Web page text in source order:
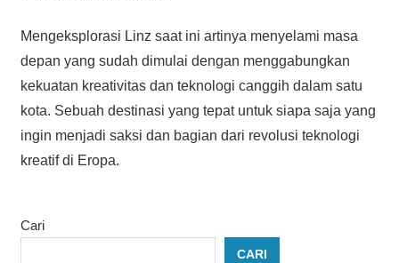
Mengeksplorasi Linz saat ini artinya menyelami masa
depan yang sudah dimulai dengan menggabungkan
kekuatan kreativitas dan teknologi canggih dalam satu
kota. Sebuah destinasi yang tepat untuk siapa saja yang
ingin menjadi saksi dan bagian dari revolusi teknologi
kreatif di Eropa.
Cari
CARI